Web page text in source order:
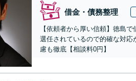
借金・債務整理
【依頼者から厚い信頼】徳島
選任されているので的確な対
慮も徹底【相談料0円】